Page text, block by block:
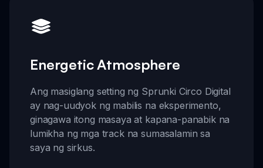
Energetic Atmosphere
Ang masiglang setting ng Sprunki Circo Digital
ay nag-uudyok ng mabilis na eksperimento,
ginagawa itong masaya at kapana-panabik na
lumikha ng mga track na sumasalamin sa
saya ng sirkus.